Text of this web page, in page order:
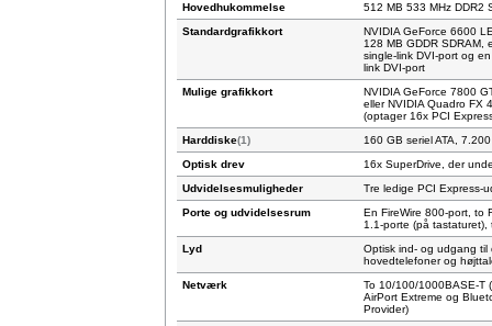
Hovedhukommelse
512 MB 533 MHz DDR2
Standardgrafikkort
NVIDIA GeForce 6600
128 MB GDDR SDRAM,
single-link DVI-port og
link DVI-port
Mulige grafikkort
NVIDIA GeForce 7800
eller NVIDIA Quadro FX
(optager 16x PCI
Harddiske(1)
160 GB seriel ATA,
Optisk drev
16x SuperDrive, der
Udvidelsesmuligheder
Tre ledige PCI Express-
Porte og udvidelsesrum
En FireWire 800-port, to
1.1-porte (på
Lyd
Optisk ind- og udgang til
hovedtelefoner og
Netværk
To 10/100/1000BASE-T
AirPort Extreme og
Provider)